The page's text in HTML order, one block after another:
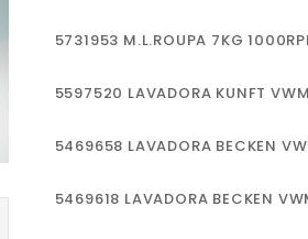
5731953 M.L.ROUPA 7KG
5597520 LAVADORA KUNFT
5469658 LAVADORA BECKEN
5469618 LAVADORA BECKEN